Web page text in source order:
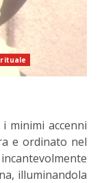
minimi accenni
e ordinato nel
illuminandola